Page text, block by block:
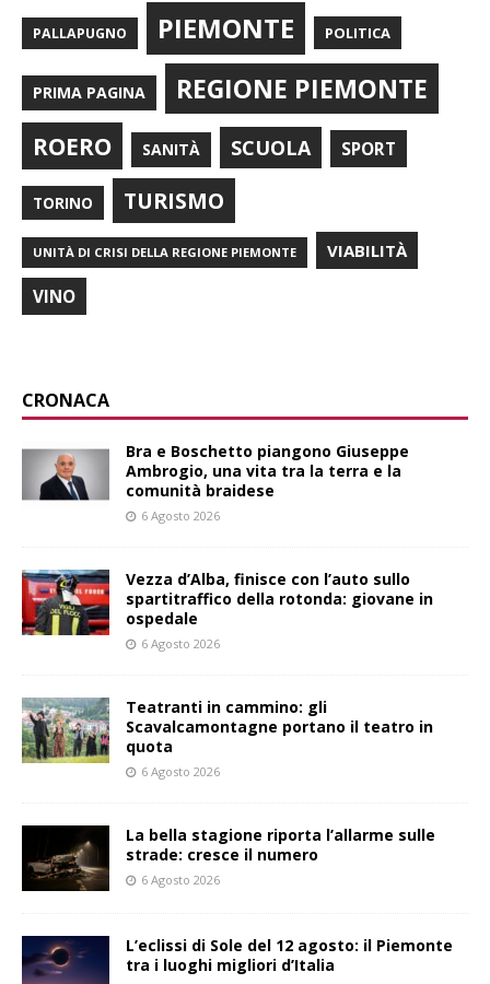
PALLAPUGNO PIEMONTE POLITICA
PRIMA PAGINA REGIONE PIEMONTE
ROERO SANITÀ SCUOLA SPORT
TORINO TURISMO
UNITÀ DI CRISI DELLA REGIONE PIEMONTE VIABILITÀ
VINO
CRONACA
Bra e Boschetto piangono Giuseppe
Ambrogio, una vita tra la terra e la
comunità braidese
6 Agosto 2026
Vezza d’Alba, finisce con l’auto sullo
spartitraffico della rotonda: giovane in
ospedale
6 Agosto 2026
Teatranti in cammino: gli
Scavalcamontagne portano il teatro in
quota
6 Agosto 2026
La bella stagione riporta l’allarme sulle
strade: cresce il numero
6 Agosto 2026
L’eclissi di Sole del 12 agosto: il Piemonte
tra i luoghi migliori d’Italia